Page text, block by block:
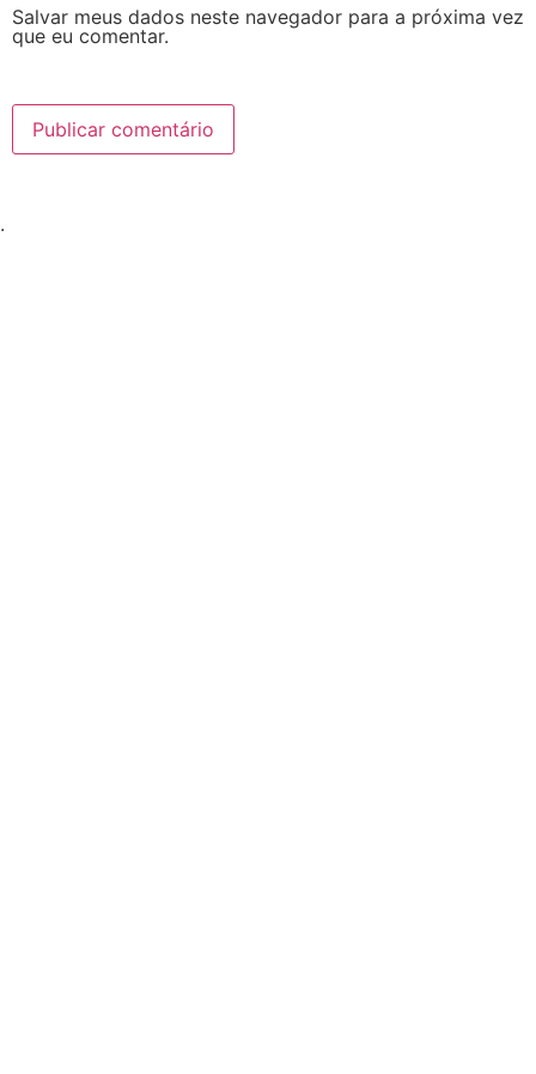
Salvar meus dados neste navegador para a próxima vez
que eu comentar.
.